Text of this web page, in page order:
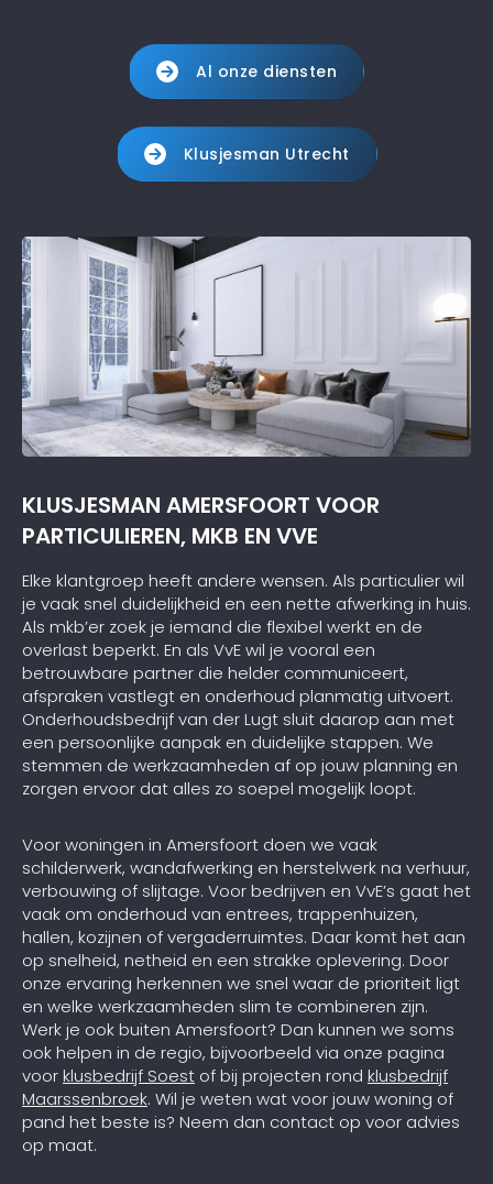
Al onze diensten
Klusjesman Utrecht
KLUSJESMAN AMERSFOORT VOOR
PARTICULIEREN, MKB EN VVE
Elke klantgroep heeft andere wensen. Als particulier wil
je vaak snel duidelijkheid en een nette afwerking in huis.
Als mkb’er zoek je iemand die flexibel werkt en de
overlast beperkt. En als VvE wil je vooral een
betrouwbare partner die helder communiceert,
afspraken vastlegt en onderhoud planmatig uitvoert.
Onderhoudsbedrijf van der Lugt sluit daarop aan met
een persoonlijke aanpak en duidelijke stappen. We
stemmen de werkzaamheden af op jouw planning en
zorgen ervoor dat alles zo soepel mogelijk loopt.
Voor woningen in Amersfoort doen we vaak
schilderwerk, wandafwerking en herstelwerk na verhuur,
verbouwing of slijtage. Voor bedrijven en VvE’s gaat het
vaak om onderhoud van entrees, trappenhuizen,
hallen, kozijnen of vergaderruimtes. Daar komt het aan
op snelheid, netheid en een strakke oplevering. Door
onze ervaring herkennen we snel waar de prioriteit ligt
en welke werkzaamheden slim te combineren zijn.
Werk je ook buiten Amersfoort? Dan kunnen we soms
ook helpen in de regio, bijvoorbeeld via onze pagina
voorklusbedrijf Soest of bij projecten rond klusbedrijf
Maarssenbroek. Wil je weten wat voor jouw woning of
pand het beste is? Neem dan contact op voor advies
op maat.